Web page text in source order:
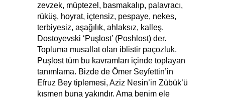
zevzek, müptezel, basmakalıp, palavracı,
rüküş, hoyrat, içtensiz, pespaye, nekes,
terbiyesiz, aşağılık, ahlaksız, kalleş.
Dostoyevski ‘Puşlost’ (Poshlost) der.
Topluma musallat olan iblistir paçozluk.
Puşlost tüm bu kavramları içinde toplayan
tanımlama. Bizde de Ömer Seyfettin’in
Efruz Bey tiplemesi, Aziz Nesin’in Zübük’ü
kısmen buna yakındır. Ama benim ele